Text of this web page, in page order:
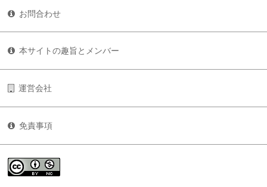
お問合わせ
本サイトの趣旨とメンバー
運営会社
免責事項